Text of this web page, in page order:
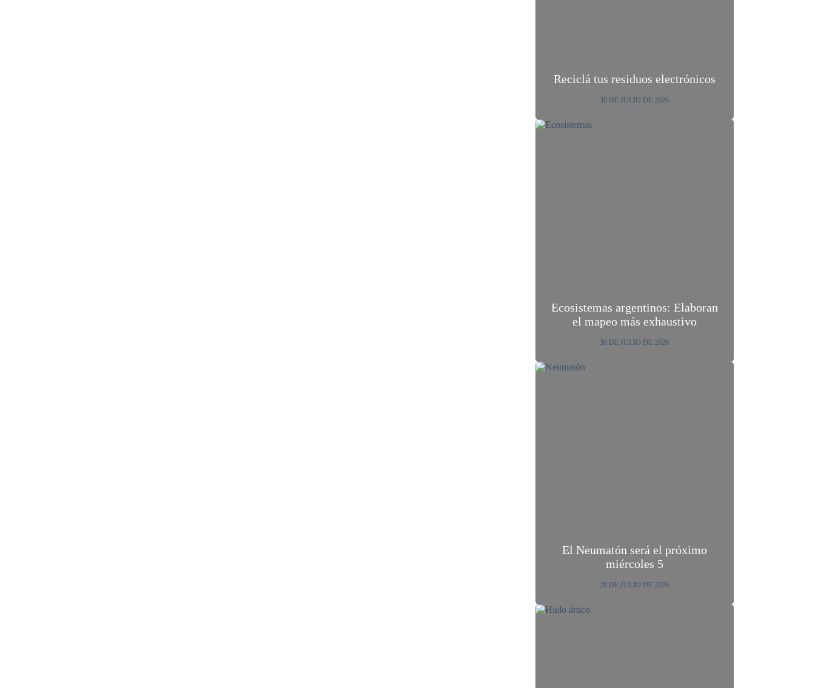
Reciclá tus residuos electrónicos
30 DE JULIO DE 2026
Ecosistemas argentinos: Elaboran
el mapeo más exhaustivo
30 DE JULIO DE 2026
El Neumatón será el próximo
miércoles 5
28 DE JULIO DE 2026